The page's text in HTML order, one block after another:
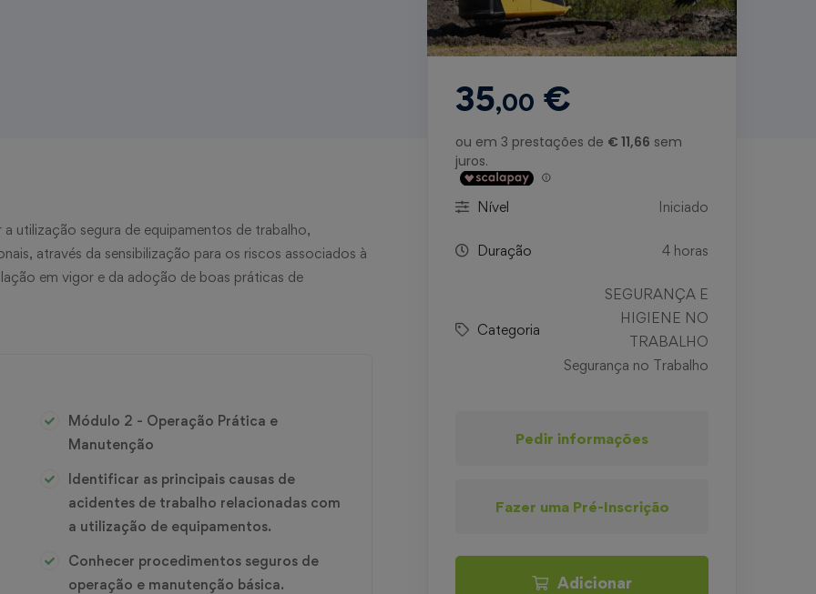
utilização segura de equipamentos de trabalho,
através da sensibilização para os riscos associados à
em vigor e da adoção de boas práticas de
Módulo 2 - Operação Prática e
Manutenção
Identificar as principais causas de
acidentes de trabalho relacionadas com
a utilização de equipamentos.
Conhecer procedimentos seguros de
operação e manutenção básica.
35,00 €
Nível Iniciado
Duração 4 horas
Categoria
SEGURANÇA E
HIGIENE NO
TRABALHO
Segurança no Trabalho
Pedir informações
Fazer uma Pré-Inscrição
Adicionar